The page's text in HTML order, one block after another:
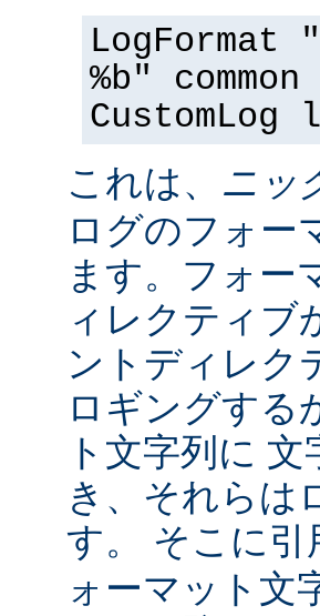
LogFormat
%b" common
CustomLog
これは、 ニッ
ログのフォー
ます。フォー
ィレクティブ
ントディレク
ロギングする
ト文字列に
き、それらは
す。 そこに引
ォーマット文